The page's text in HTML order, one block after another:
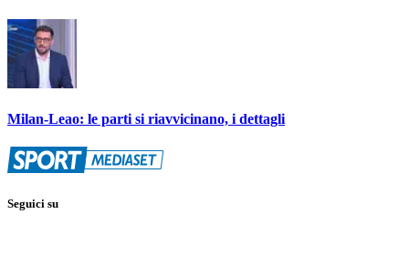
Milan-Leao: le parti si riavvicinano, i dettagli
Seguici su